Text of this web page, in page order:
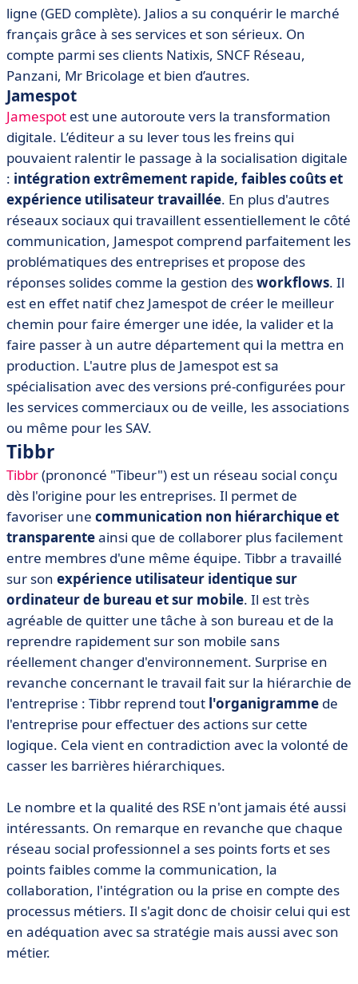
ligne (GED complète). Jalios a su conquérir le marché
français grâce à ses services et son sérieux. On
compte parmi ses clients Natixis, SNCF Réseau,
Panzani, Mr Bricolage et bien d’autres.
Jamespot
Jamespot est une autoroute vers la transformation
digitale. L’éditeur a su lever tous les freins qui
pouvaient ralentir le passage à la socialisation digitale
: intégration extrêmement rapide, faibles coûts et
expérience utilisateur travaillée. En plus d'autres
réseaux sociaux qui travaillent essentiellement le côté
communication, Jamespot comprend parfaitement les
problématiques des entreprises et propose des
réponses solides comme la gestion desworkflows. Il
est en effet natif chez Jamespot de créer le meilleur
chemin pour faire émerger une idée, la valider et la
faire passer à un autre département qui la mettra en
production. L'autre plus de Jamespot est sa
spécialisation avec des versions pré-configurées pour
les services commerciaux ou de veille, les associations
ou même pour les SAV.
Tibbr
Tibbr(prononcé "Tibeur") est un réseau social conçu
dès l'origine pour les entreprises. Il permet de
favoriser une communication non hiérarchique et
transparenteainsi que de collaborer plus facilement
entre membres d'une même équipe. Tibbr a travaillé
sur son expérience utilisateur identique sur
ordinateur de bureau et sur mobile. Il est très
agréable de quitter une tâche à son bureau et de la
reprendre rapidement sur son mobile sans
réellement changer d'environnement. Surprise en
revanche concernant le travail fait sur la hiérarchie de
l'entreprise : Tibbr reprend tout l'organigramme de
l'entreprise pour effectuer des actions sur cette
logique. Cela vient en contradiction avec la volonté de
casser les barrières hiérarchiques.
Le nombre et la qualité des RSE n'ont jamais été aussi
intéressants. On remarque en revanche que chaque
réseau social professionnel a ses points forts et ses
points faibles comme la communication, la
collaboration, l'intégration ou la prise en compte des
processus métiers. Il s'agit donc de choisir celui qui est
en adéquation avec sa stratégie mais aussi avec son
métier.